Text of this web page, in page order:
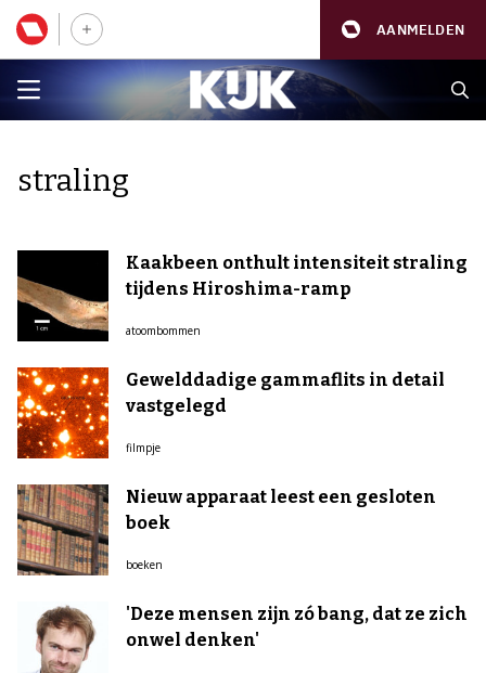
AANMELDEN
straling
Kaakbeen onthult intensiteit straling
tijdens Hiroshima-ramp
atoombommen
Gewelddadige gammaflits in detail
vastgelegd
filmpje
Nieuw apparaat leest een gesloten
boek
boeken
'Deze mensen zijn zó bang, dat ze zich
onwel denken'